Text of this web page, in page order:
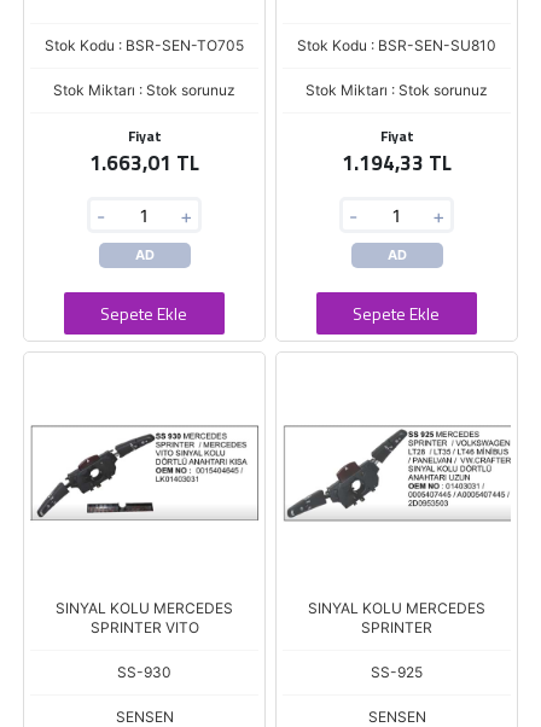
Stok Kodu : BSR-SEN-TO705
Stok Miktarı : Stok sorunuz
Fiyat
1.663,01 TL
- +
AD
Sepete Ekle
Stok Kodu : BSR-SEN-SU810
Stok Miktarı : Stok sorunuz
Fiyat
1.194,33 TL
- +
AD
Sepete Ekle
SINYAL KOLU MERCEDES
SPRINTER VITO
SS-930
SENSEN
SINYAL KOLU MERCEDES
SPRINTER
SS-925
SENSEN